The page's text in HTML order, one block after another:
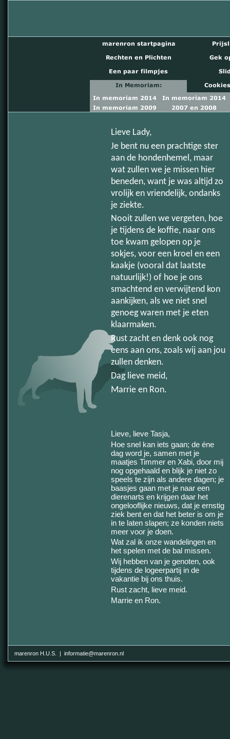
Lieve Lady,
Je bent nu een prachtige ster
aan de hondenhemel, maar
wat zullen we je missen hier
beneden, want je was altijd zo
vrolijk en vriendelijk, ondanks
je ziekte.
Nooit zullen we vergeten, hoe
je tijdens de koffie, naar ons
toe kwam gelopen op je
sokjes, voor een kroel en een
kaakje (vooral dat laatste
natuurlijk!) of hoe je ons
smachtend en verwijtend kon
aankijken, als we niet snel
genoeg waren met je eten
klaarmaken.
Rust zacht en denk ook nog
eens aan ons, zoals wij aan jou
zullen denken.
Dag lieve meid,
Marrie en Ron.
Lieve, lieve Tasja,
Hoe snel kan iets gaan; de éne
dag word je, samen met je
maatjes Timmer en Xabi, door mij
nog opgehaald en blijk je niet zo
speels te zijn als andere dagen; je
baasjes gaan met je naar een
dierenarts en krijgen daar het
ongelooflijke nieuws, dat je ernstig
ziek bent en dat het beter is om je
in te laten slapen; ze konden niets
meer voor je doen.
Wat zal ik onze wandelingen en
het spelen met de bal missen.
Wij hebben van je genoten, ook
tijdens de logeerpartij in de
vakantie bij ons thuis.
Rust zacht, lieve meid.
Marrie en Ron.
marenron H.U.S. | informatie@marenron.nl